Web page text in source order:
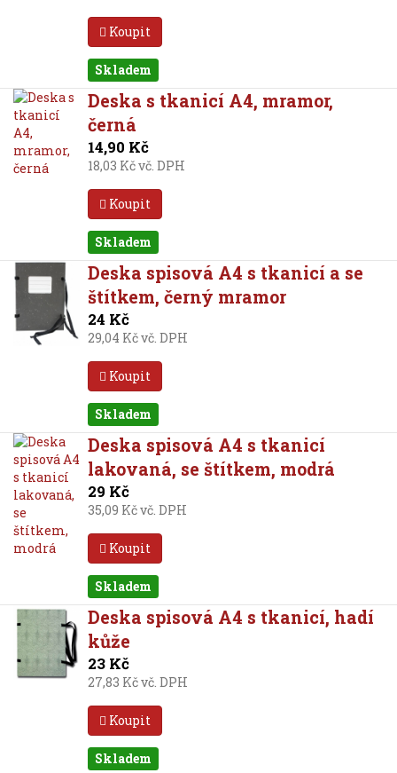
Koupit
Skladem
Deska s tkanicí A4, mramor,
černá
14,90 Kč
18,03 Kč vč. DPH
Koupit
Skladem
Deska spisová A4 s tkanicí a se
štítkem, černý mramor
24 Kč
29,04 Kč vč. DPH
Koupit
Skladem
Deska spisová A4 s tkanicí
lakovaná, se štítkem, modrá
29 Kč
35,09 Kč vč. DPH
Koupit
Skladem
Deska spisová A4 s tkanicí, hadí
kůže
23 Kč
27,83 Kč vč. DPH
Koupit
Skladem